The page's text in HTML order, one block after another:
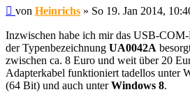
Beitrag
von Heinrichs » So 19. Jan 2014,
Inzwischen habe ich mir das USB-
der Typenbezeichnung UA0042A
zwischen ca. 8 Euro und weit über 20
Adapterkabel funktioniert tadellos unter
(64 Bit) und auch unterWindows 8.